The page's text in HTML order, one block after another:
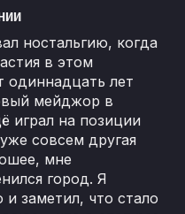
ностальгию, когда
в этом
одиннадцать лет
мейджор в
играл на позиции
совсем другая
мне
город. Я
и заметил, что стало